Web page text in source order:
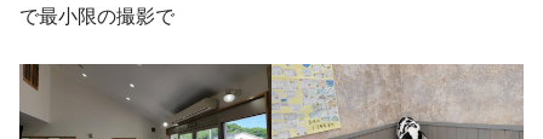
で最小限の撮影で